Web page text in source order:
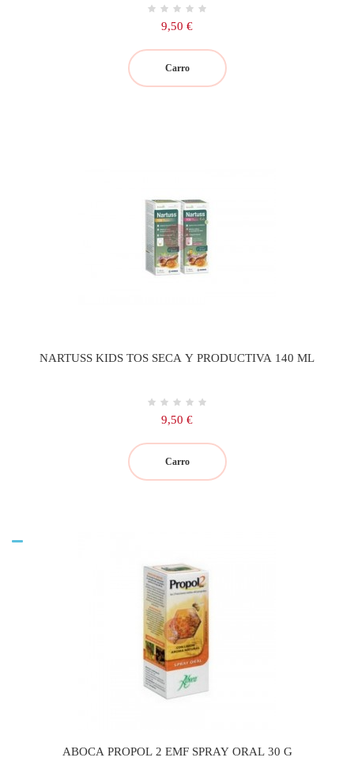
Precio
9,50 €
Carro
NARTUSS KIDS TOS SECA Y PRODUCTIVA 140 ML
Precio
9,50 €
Carro
ABOCA PROPOL 2 EMF SPRAY ORAL 30 G